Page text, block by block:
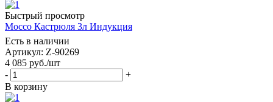
Быстрый просмотр
Mocco Кастрюля 3л Индукция
Есть в наличии
Артикул: Z-90269
4 085 руб./шт
-
+
В корзину